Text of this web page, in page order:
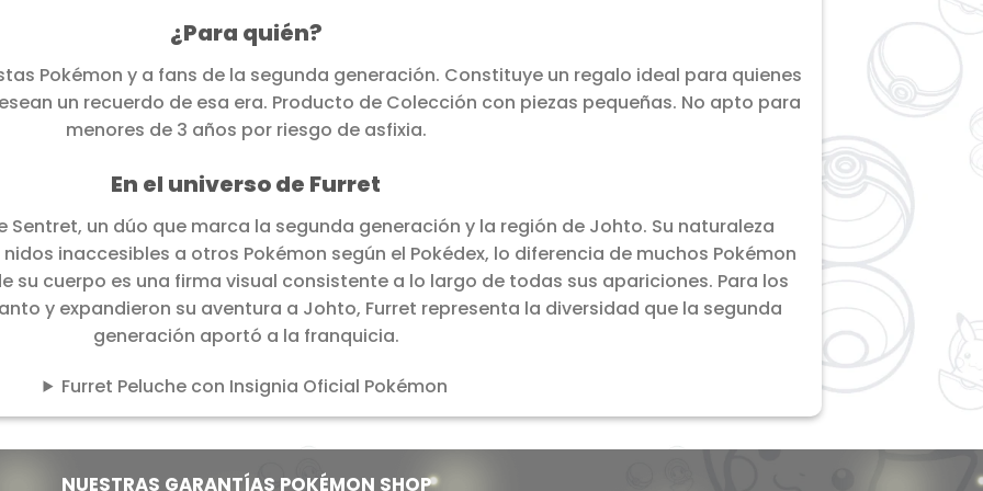
¿Para quién?
Pokémon y a fans de la segunda generación. Constituye un regalo ideal para quienes
un recuerdo de esa era. Producto de Colección con piezas pequeñas. No apto para
menores de 3 años por riesgo de asfixia.
En el universo de Furret
Sentret, un dúo que marca la segunda generación y la región de Johto. Su naturaleza
inaccesibles a otros Pokémon según el Pokédex, lo diferencia de muchos Pokémon
su cuerpo es una firma visual consistente a lo largo de todas sus apariciones. Para los
y expandieron su aventura a Johto, Furret representa la diversidad que la segunda
generación aportó a la franquicia.
Furret Peluche con Insignia Oficial Pokémon
NUESTRAS GARANTÍAS POKÉMON SHOP